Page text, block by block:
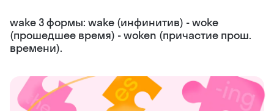
wake 3 формы: wake (инфинитив) - woke
(прошедшее время) - woken (причастие прош.
времени).